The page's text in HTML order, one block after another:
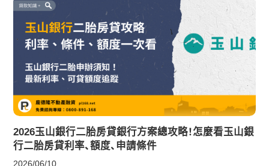
2026玉山銀行二胎房貸銀行方案總攻略！怎麼看玉山銀
行二胎房貸利率、額度、申請條件
2026/06/10